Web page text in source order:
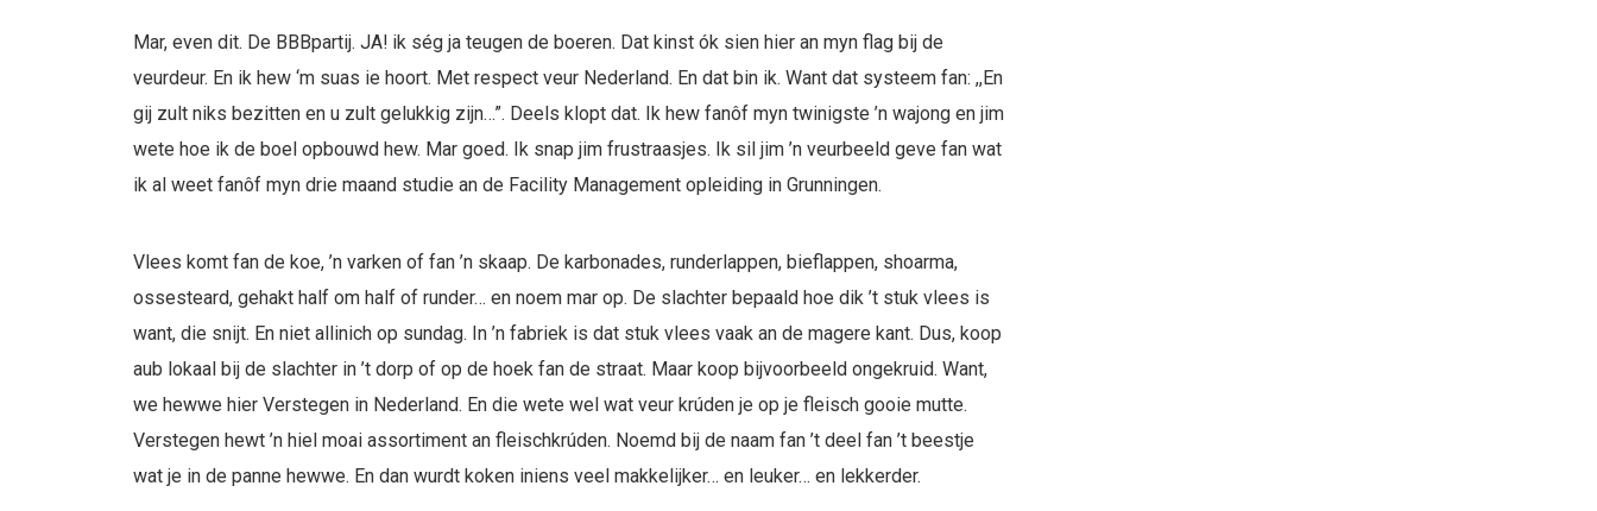
Mar, even dit. De BBBpartij. JA! ik ség ja teugen de boeren. Dat kinst ók sien hier an myn flag bij de
veurdeur. En ik hew ‘m suas ie hoort. Met respect veur Nederland. En dat bin ik. Want dat systeem fan: ,,En
gij zult niks bezitten en u zult gelukkig zijn…”. Deels klopt dat. Ik hew fanôf myn twinigste ’n wajong en jim
wete hoe ik de boel opbouwd hew. Mar goed. Ik snap jim frustraasjes. Ik sil jim ’n veurbeeld geve fan wat
ik al weet fanôf myn drie maand studie an de Facility Management opleiding in Grunningen.
Vlees komt fan de koe, ’n varken of fan ’n skaap. De karbonades, runderlappen, bieflappen, shoarma,
ossesteard, gehakt half om half of runder… en noem mar op. De slachter bepaald hoe dik ’t stuk vlees is
want, die snijt. En niet allinich op sundag. In ’n fabriek is dat stuk vlees vaak an de magere kant. Dus, koop
aub lokaal bij de slachter in ’t dorp of op de hoek fan de straat. Maar koop bijvoorbeeld ongekruid. Want,
we hewwe hier Verstegen in Nederland. En die wete wel wat veur krúden je op je fleisch gooie mutte.
Verstegen hewt ’n hiel moai assortiment an fleischkrúden. Noemd bij de naam fan ’t deel fan ’t beestje
wat je in de panne hewwe. En dan wurdt koken iniens veel makkelijker… en leuker… en lekkerder.